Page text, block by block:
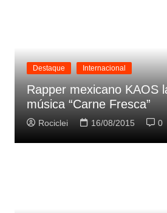
Destaque Internacional
Rapper mexicano KAOS
música “Carne Fresca”
Rociclei 16/08/2015 0